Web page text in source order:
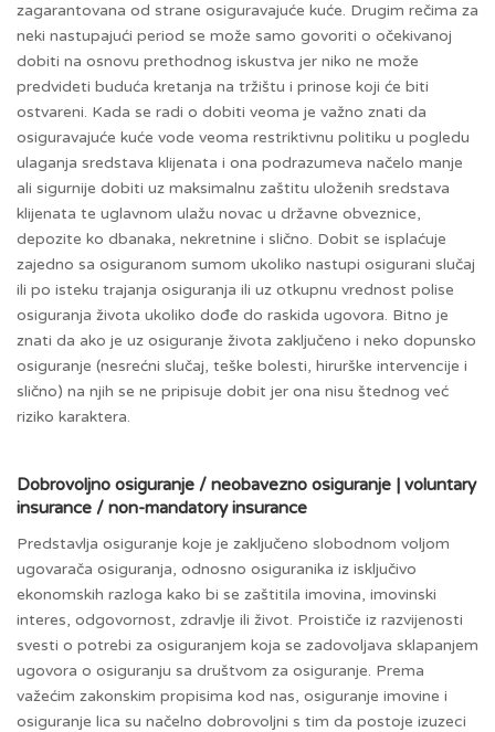
zagarantovana od strane osiguravajuće kuće. Drugim rečima za
neki nastupajući period se može samo govoriti o očekivanoj
dobiti na osnovu prethodnog iskustva jer niko ne može
predvideti buduća kretanja na tržištu i prinose koji će biti
ostvareni. Kada se radi o dobiti veoma je važno znati da
osiguravajuće kuće vode veoma restriktivnu politiku u pogledu
ulaganja sredstava klijenata i ona podrazumeva načelo manje
ali sigurnije dobiti uz maksimalnu zaštitu uloženih sredstava
klijenata te uglavnom ulažu novac u državne obveznice,
depozite ko dbanaka, nekretnine i slično. Dobit se isplaćuje
zajedno sa osiguranom sumom ukoliko nastupi osigurani slučaj
ili po isteku trajanja osiguranja ili uz otkupnu vrednost polise
osiguranja života ukoliko dođe do raskida ugovora. Bitno je
znati da ako je uz osiguranje života zaključeno i neko dopunsko
osiguranje (nesrećni slučaj, teške bolesti, hirurške intervencije i
slično) na njih se ne pripisuje dobit jer ona nisu štednog već
riziko karaktera.
Dobrovoljno osiguranje / neobavezno osiguranje | voluntary
insurance / non-mandatory insurance
Predstavlja osiguranje koje je zaključeno slobodnom voljom
ugovarača osiguranja, odnosno osiguranika iz isključivo
ekonomskih razloga kako bi se zaštitila imovina, imovinski
interes, odgovornost, zdravlje ili život. Proističe iz razvijenosti
svesti o potrebi za osiguranjem koja se zadovoljava sklapanjem
ugovora o osiguranju sa društvom za osiguranje. Prema
važećim zakonskim propisima kod nas, osiguranje imovine i
osiguranje lica su načelno dobrovoljni s tim da postoje izuzeci